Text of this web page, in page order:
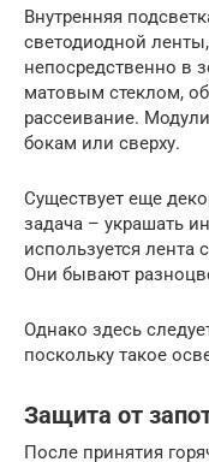
Внутренняя
светодиодной
непосредственно в
матовым стеклом,
рассеивание.
бокам или сверху.
Существует еще
задача – украшать
используется
Они бывают
Однако здесь
поскольку такое
Защита от
После принятия